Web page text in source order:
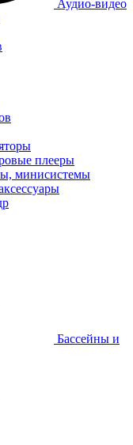
Аудио-видео
плееры
минисистемы
Бассейны и